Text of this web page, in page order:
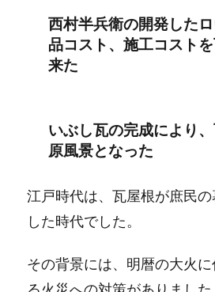
西村半兵衛の開発した
品コスト、施工コスト
来た
いぶし瓦の完成により
原風景となった
江戸時代は、瓦屋根が庶民
した時代でした。
その背景には、明暦の大火